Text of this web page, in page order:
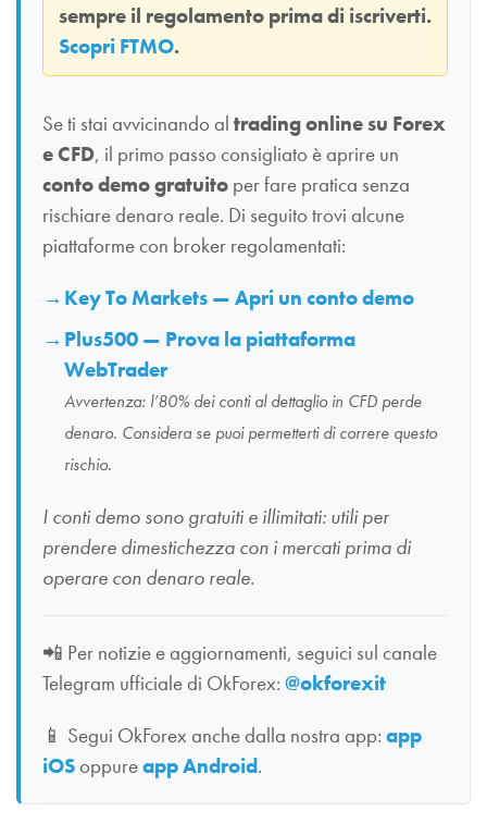
sempre il regolamento prima di iscriverti.
Scopri FTMO.
Se ti stai avvicinando al trading online su Forex
e CFD, il primo passo consigliato è aprire un
conto demo gratuito per fare pratica senza
rischiare denaro reale. Di seguito trovi alcune
piattaforme con broker regolamentati:
Key To Markets — Apri un conto demo
Plus500 — Prova la piattaforma
WebTrader
Avvertenza: l’80% dei conti al dettaglio in CFD perde
denaro. Considera se puoi permetterti di correre questo
rischio.
I conti demo sono gratuiti e illimitati: utili per
prendere dimestichezza con i mercati prima di
operare con denaro reale.
📲 Per notizie e aggiornamenti, seguici sul canale
Telegram ufficiale di OkForex: @okforexit
📱 Segui OkForex anche dalla nostra app: app
iOSoppureapp Android.